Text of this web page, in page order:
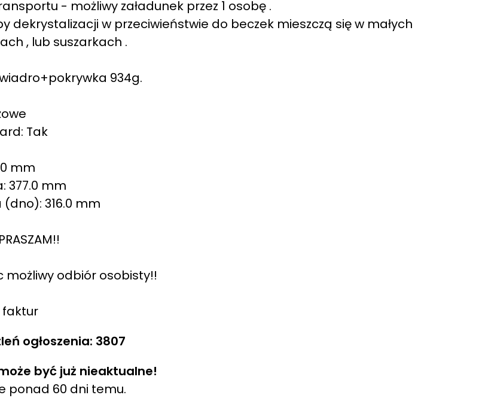
- możliwy załadunek przez 1 osobę .
dekrystalizacji w przeciwieństwie do beczek mieszczą się w małych
, lub suszarkach .
934g.
Tak
mm
377.0 mm
316.0 mm
możliwy odbiór osobisty!!
faktur
ogłoszenia: 3807
być już nieaktualne!
ponad 60 dni temu.